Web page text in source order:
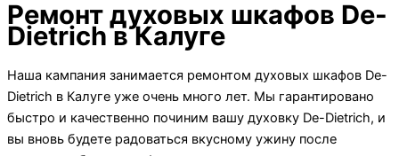
Ремонт духовых шкафов De-
Dietrich в Калуге
Наша кампания занимается ремонтом духовых шкафов De-
Dietrich в Калуге уже очень много лет. Мы гарантировано
быстро и качественно починим вашу духовку De-Dietrich, и
вы вновь будете радоваться вкусному ужину после